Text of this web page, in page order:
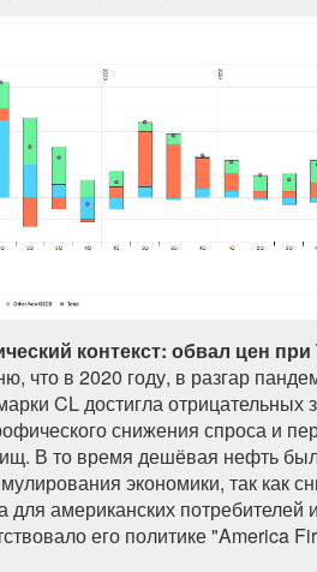
контекст: обвал цен
что в 2020 году, в разгар
CL достигла отрицательных
снижения спроса и
В то время дешёвая нефть
экономики, так как
для американских потребителей
его политике "America